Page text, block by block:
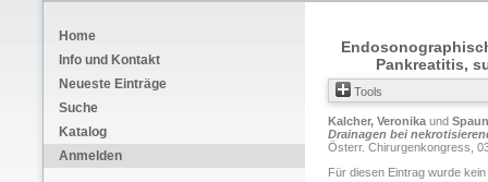
Home
Info und Kontakt
Neueste Einträge
Suche
Katalog
Anmelden
Pankreatitis,
Tools
Kalcher, Veronika und
Drainagen bei
Österr. Chirurgenkongress,
Für diesen Eintrag wurde